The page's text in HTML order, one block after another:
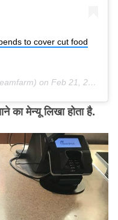
to cover cut food
on Feb 21, 2018 at 8:45pm PST
का मेन्यू लिखा होता है.